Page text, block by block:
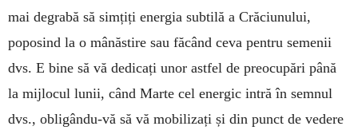
mai degrabă să simțiți energia subtilă a Crăciunului,
poposind la o mânăstire sau făcând ceva pentru semenii
dvs. E bine să vă dedicați unor astfel de preocupări până
la mijlocul lunii, când Marte cel energic intră în semnul
dvs., obligându-vă să vă mobilizați și din punct de vedere